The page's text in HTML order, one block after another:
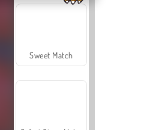
Sweet Match